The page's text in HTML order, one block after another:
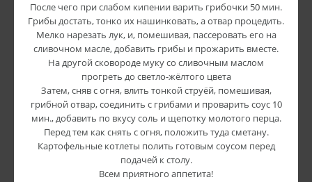
После чего при слабом кипении варить грибочки 50 мин.
Грибы достать, тонко их нашинковать, а отвар процедить.
Мелко нарезать лук, и, помешивая, пассеровать его на
сливочном масле, добавить грибы и прожарить вместе.
На другой сковороде муку со сливочным маслом
прогреть до светло-жёлтого цвета
Затем, сняв с огня, влить тонкой струёй, помешивая,
грибной отвар, соединить с грибами и проварить соус 10
мин., добавить по вкусу соль и щепотку молотого перца.
Перед тем как снять с огня, положить туда сметану.
Картофельные котлеты полить готовым соусом перед
подачей к столу.
Всем приятного аппетита!